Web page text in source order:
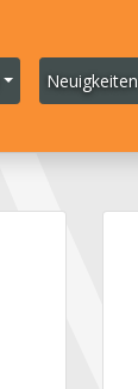
Neuigkeiten